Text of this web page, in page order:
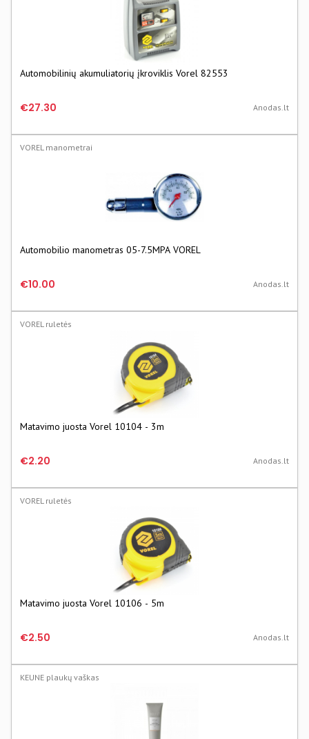
Automobilinių akumuliatorių įkroviklis Vorel 82553
€27.30 Anodas.lt
VOREL manometrai
Automobilio manometras 05-7.5MPA VOREL
€10.00 Anodas.lt
VOREL ruletės
Matavimo juosta Vorel 10104 - 3m
€2.20 Anodas.lt
VOREL ruletės
Matavimo juosta Vorel 10106 - 5m
€2.50 Anodas.lt
KEUNE plaukų vaškas